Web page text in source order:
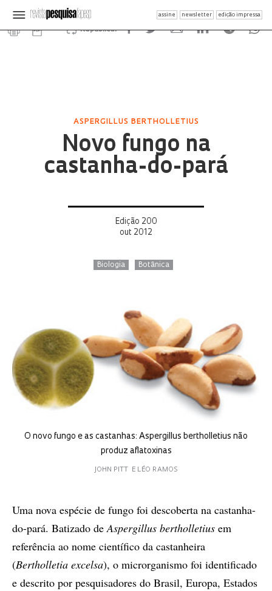
assine newsletter edição impressa
Republicar
ASPERGILLUS BERTHOLLETIUS
Novo fungo na
castanha-do-pará
Edição 200
out 2012
Biologia Botânica
O novo fungo e as castanhas: Aspergillus bertholletius não
produz aflatoxinas
JOHN PITT E LÉO RAMOS
Uma nova espécie de fungo foi descoberta na castanha-
do-pará. Batizado deAspergillus bertholletius em
referência ao nome científico da castanheira
(Bertholletia excelsa), o microrganismo foi identificado
e descrito por pesquisadores do Brasil, Europa, Estados